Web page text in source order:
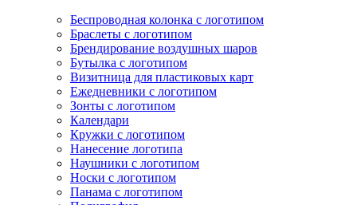
Беспроводная колонка с логотипом
Браслеты с логотипом
Брендирование воздушных шаров
Бутылка с логотипом
Визитница для пластиковых карт
Ежедневники с логотипом
Зонты с логотипом
Календари
Кружки с логотипом
Нанесение логотипа
Наушники с логотипом
Носки с логотипом
Панама с логотипом